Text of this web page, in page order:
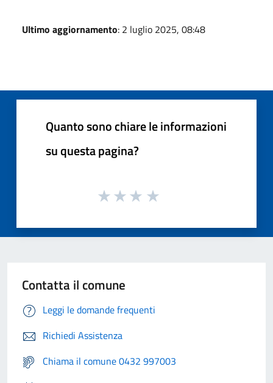
Ultimo aggiornamento: 2 luglio 2025, 08:48
Quanto sono chiare le informazioni
su questa pagina?
Contatta il comune
Leggi le domande frequenti
Richiedi Assistenza
Chiama il comune 0432 997003